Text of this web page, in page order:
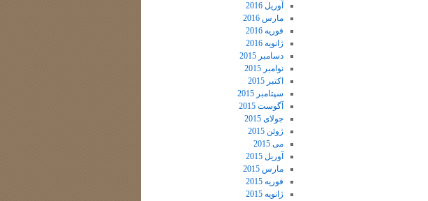
آوریل 2016
مارس 2016
فوریه 2016
ژانویه 2016
دسامبر 2015
نوامبر 2015
اکتبر 2015
سپتامبر 2015
آگوست 2015
جولای 2015
ژوئن 2015
می 2015
آوریل 2015
مارس 2015
فوریه 2015
ژانویه 2015